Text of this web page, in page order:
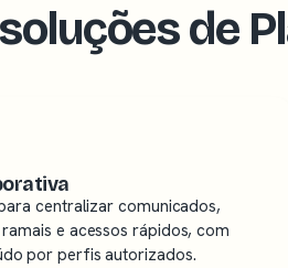
de
centralizar comunicados,
e acessos rápidos, com
por perfis autorizados.